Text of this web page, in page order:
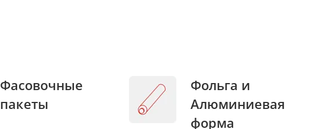
Фасовочные
пакеты
Фольга и
Алюминиевая
форма